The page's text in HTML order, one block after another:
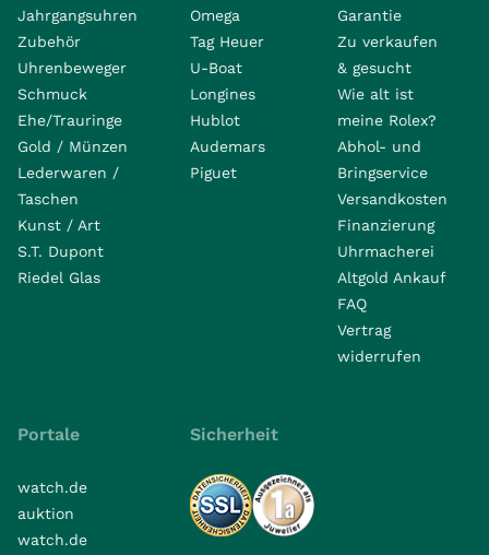
Jahrgangsuhren
Zubehör
Uhrenbeweger
Schmuck
Ehe/Trauringe
Gold / Münzen
Lederwaren /
Taschen
Kunst / Art
S.T. Dupont
Riedel Glas
Omega
Tag Heuer
U-Boat
Longines
Hublot
Audemars
Piguet
Garantie
Zu verkaufen
& gesucht
Wie alt ist
meine Rolex?
Abhol- und
Bringservice
Versandkosten
Finanzierung
Uhrmacherei
Altgold Ankauf
FAQ
Vertrag
widerrufen
Portale
watch.de
auktion
watch.de
Sicherheit